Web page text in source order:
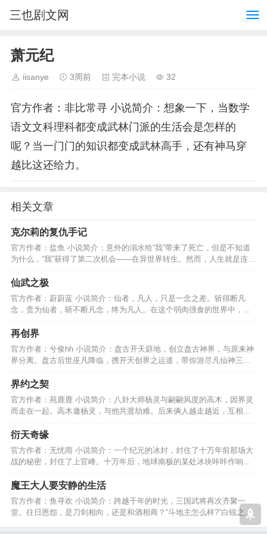
三也剧文网
萧元纪
iisanye 3周前 完本小说 32
官方作者：非比常寻 小说简介：想象一下，当数学
语文文科理科都变成武林门派的生活会是怎样的
呢？当一门门的知识都变成武林高手，还有神马穿
越比这还给力。
相关文章
克尔莉的复仇手记
官方作者：盐鱼 小说简介：意外的溺水给“我”带来了死亡，但是不知道
为什么，“我”获得了第二次机会——在异世界转生。然而，人生就是连续
不断的意外………
仙武之极
官方作者：蔚蔚蓝 小说简介：仙者，凡人，只是一念之差。斩得断凡
念，贵为仙者，斩不断凡念，终为凡人。在这个弱肉强食的世界中，看
他一步步走出自己的辉煌…
再创界
官方作者：兮俊hh 小说简介：盘古开天辟地，创立盘古神界，与原来神
界分离。盘古后世巫凡降临，携开天创界之运道，带你游尽凡仙神三
界，再创界、、、、、、…
界约之契
官方作者：苑鹿鹿 小说简介：八卦大师杨灵与翩翩风度的高木，因界灵
而走在一起。高木邀杨灵，与他共渡劫难。后来俩人越走越近，互相帮
助对方携手并肩同行。…
衍天奇缘
官方作者：无忧雨 小说简介：一个纪元的冰封，封住了十万年前那场大
战的秘密，封住了上官峰。十万年后，地球南极的某处冰块咔咔作响，
封印破了，他出来了。…
魔王大人要安静的生活
官方作者：鱼寻欢 小说简介：跨越千年的时光，三国武将再次齐聚一
堂。往日恩怨，是刀剑相向，还是和酒相商？“斗地主怎么样?”白锐之看